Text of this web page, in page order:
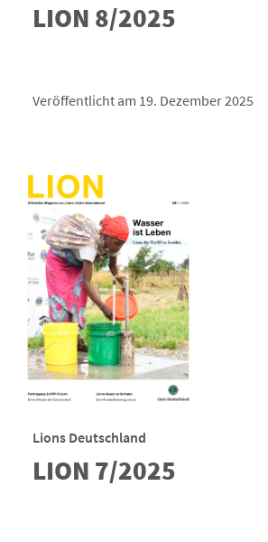
LION 8/2025
Veröffentlicht am 19. Dezember 2025
Lions Deutschland
LION 7/2025